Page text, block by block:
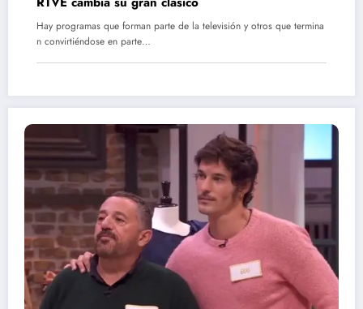
Hay programas que forman parte de la televisión y otros que termina
n convirtiéndose en parte…